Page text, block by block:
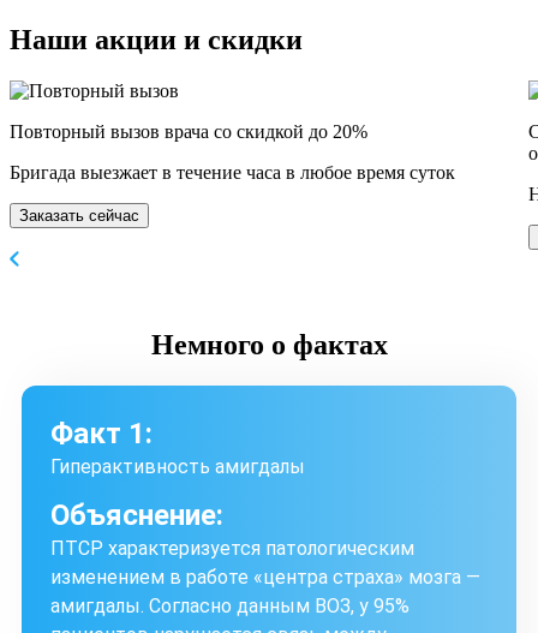
Наши акции и скидки
Повторный вызов врача со скидкой до 20%
Бригада выезжает в течение часа в любое время суток
Заказать сейчас
Немного о фактах
Факт 1:
Гиперактивность амигдалы
Объяснение:
ПТСР характеризуется патологическим
изменением в работе «центра страха» мозга —
амигдалы. Согласно данным ВОЗ, у 95%